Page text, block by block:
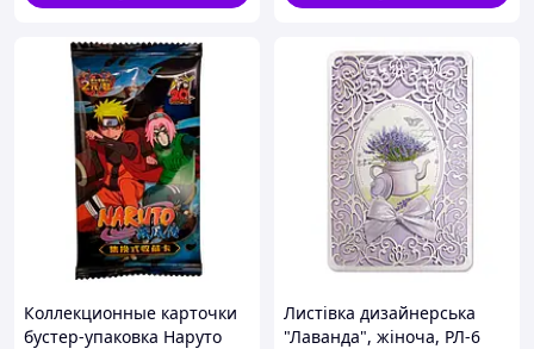
Коллекционные карточки
бустер-упаковка Наруто
Листівка дизайнерська
"Лаванда", жіноча, РЛ-6